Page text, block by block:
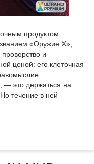
продуктом
«Оружие X»,
и
ценой: его клеточная
— это держаться на
течение в ней